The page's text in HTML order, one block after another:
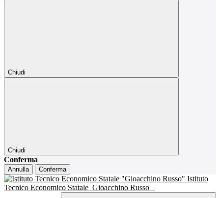
Chiudi
Chiudi
Conferma
Annulla Conferma
Istituto
Tecnico Economico Statale Gioacchino Russo